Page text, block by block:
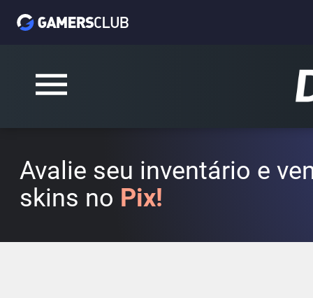
Avalie seu inventário e
skins no Pix!